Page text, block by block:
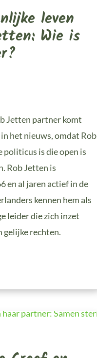
leven
Wie is
Jetten partner komt
het nieuws, omdat Rob
politicus is die open is
Rob Jetten is
en al jaren actief in de
kennen hem als
leider die zich inzet
gelijke rechten.